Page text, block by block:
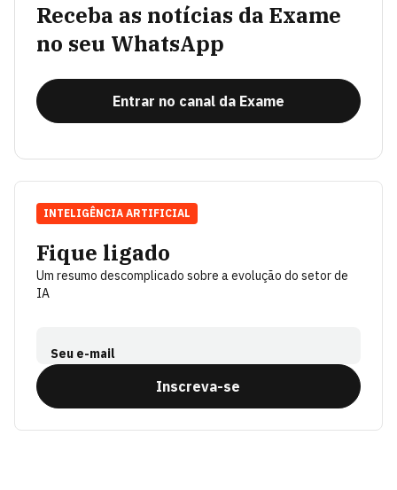
Receba as notícias da Exame
no seu WhatsApp
Entrar no canal da Exame
Fique ligado
Um resumo descomplicado sobre a evolução do setor de
IA
Seu e-mail
Inscreva-se
INTELIGÊNCIA ARTIFICIAL